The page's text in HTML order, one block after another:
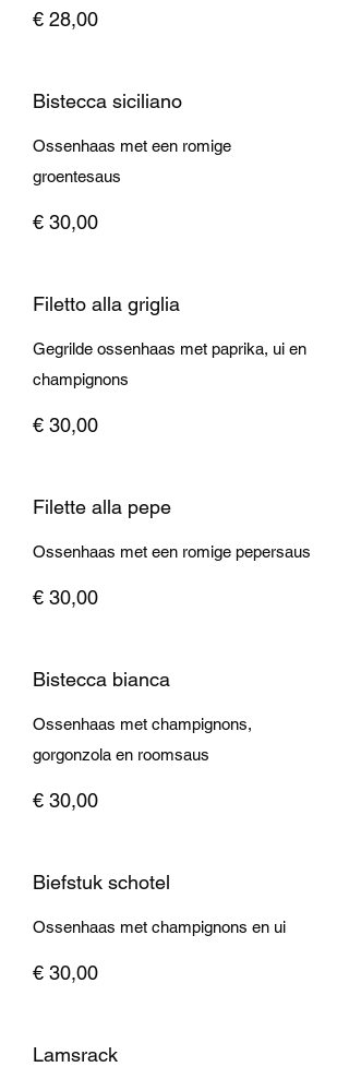
€ 28,00
Bistecca siciliano
Ossenhaas met een romige
groentesaus
€ 30,00
Filetto alla griglia
Gegrilde ossenhaas met paprika, ui en
champignons
€ 30,00
Filette alla pepe
Ossenhaas met een romige pepersaus
€ 30,00
Bistecca bianca
Ossenhaas met champignons,
gorgonzola en roomsaus
€ 30,00
Biefstuk schotel
Ossenhaas met champignons en ui
€ 30,00
Lamsrack